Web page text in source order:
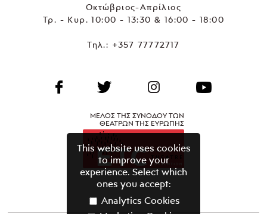
Οκτώβριος-Απρίλιος
Τρ. - Κυρ. 10:00 - 13:30 & 16:00 - 18:00
Τηλ.: +357 77772717
ΜΕΛΟΣ ΤΗΣ ΣΥΝΟΔΟΥ ΤΩΝ
ΘΕΑΤΡΩΝ ΤΗΣ ΕΥΡΩΠΗΣ
This website uses cookies
to improve your
experience. Select which
ones you accept:
Analytics Cookies